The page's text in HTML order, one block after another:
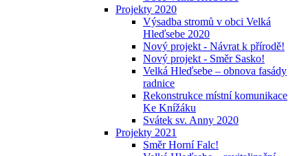
Projekty 2020
Výsadba stromů v obci Velká
Hleďsebe 2020
Nový projekt - Návrat k přírodě!
Nový projekt - Směr Sasko!
Velká Hleďsebe – obnova fasády
radnice
Rekonstrukce místní komunikace
Ke Knížáku
Svátek sv. Anny 2020
Projekty 2021
Směr Horní Falc!